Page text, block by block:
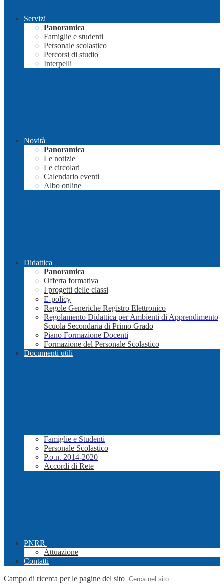
Servizi
Panoramica
Famiglie e studenti
Personale scolastico
Percorsi di studio
Interpelli
Novità
Panoramica
Le notizie
Le circolari
Calendario eventi
Albo online
Didattica
Panoramica
Offerta formativa
I progetti delle classi
E-policy
Regole Generiche Registro Elettronico
Regolamento Didattica per Ambienti di Apprendimento
Scuola Secondaria di Primo Grado
Piano Formazione Docenti
Formazione del Personale Scolastico
Documenti utili
Famiglie e Studenti
Personale Scolastico
P.o.n. 2014-2020
Accordi di Rete
PNRR
Attuazione
Contatti
Campo di ricerca per le pagine del sito